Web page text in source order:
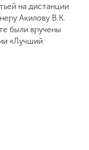
на дистанции
Акилову В.К.
были вручены
«Лучший